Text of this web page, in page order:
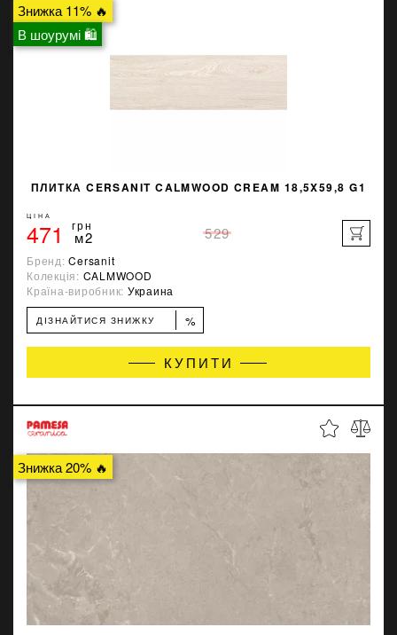
Знижка 11% 🔥
В шоурумі 🛍
ПЛИТКА CERSANIT CALMWOOD CREAM 18,5X59,8 G1
ЦІНА
471 грн
м2 529
Бренд:Cersanit
Колекція: CALMWOOD
Країна-виробник: Украина
ДІЗНАЙТИСЯ ЗНИЖКУ %
КУПИТИ
Знижка 20% 🔥